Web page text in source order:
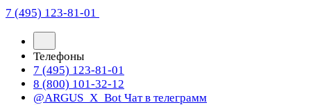
7 (495) 123-81-01
Телефоны
7 (495) 123-81-01
8 (800) 101-32-12
@ARGUS_X_Bot Чат в телеграмм